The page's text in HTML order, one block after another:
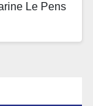
Le Pens